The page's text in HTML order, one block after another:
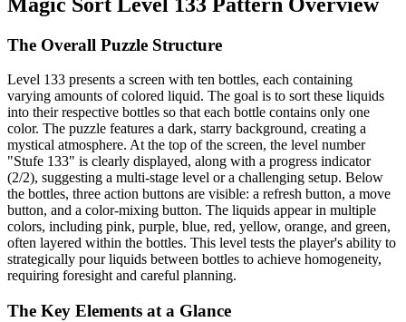
The Overall Puzzle Structure
Level 133 presents a screen with ten bottles, each containing
varying amounts of colored liquid. The goal is to sort these liquids
into their respective bottles so that each bottle contains only one
color. The puzzle features a dark, starry background, creating a
mystical atmosphere. At the top of the screen, the level number
"Stufe 133" is clearly displayed, along with a progress indicator
(2/2), suggesting a multi-stage level or a challenging setup. Below
the bottles, three action buttons are visible: a refresh button, a move
button, and a color-mixing button. The liquids appear in multiple
colors, including pink, purple, blue, red, yellow, orange, and green,
often layered within the bottles. This level tests the player's ability to
strategically pour liquids between bottles to achieve homogeneity,
requiring foresight and careful planning.
The Key Elements at a Glance